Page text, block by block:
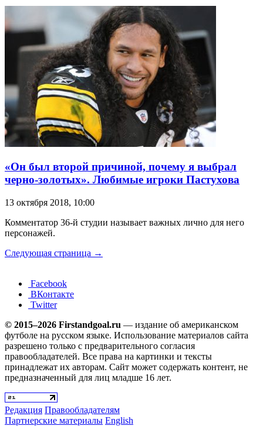
«Он был второй причиной, почему я выбрал
черно-золотых». Любимые игроки Пастухова
13 октября 2018, 10:00
Комментатор 36-й студии называет важных лично для него
персонажей.
Следующая страница →
Facebook
ВКонтакте
Twitter
© 2015–2026 Firstandgoal.ru — издание об американском
футболе на русском языке. Использование материалов cайта
разрешено только с предварительного согласия
правообладателей. Все права на картинки и тексты
принадлежат их авторам. Сайт может содержать контент, не
предназначенный для лиц младше 16 лет.
Редакция Правообладателям
Партнерские материалы English